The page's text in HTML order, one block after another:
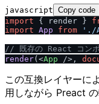
javascript Copy code
import { render }
import App from '. /
/ / 既存の React コンポ
render(<App /> ,
この互換レイヤーに
用しながら Preact